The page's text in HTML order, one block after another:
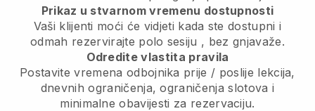
Prikaz u stvarnom vremenu dostupnosti
Vaši klijenti moći će vidjeti kada ste dostupnii
odmah rezervirajte polo sesiju , bez gnjavaže.
Odredite vlastita pravila
Postavite vremena odbojnika prije / poslije lekcija,
dnevnih ograničenja, ograničenja slotova i
minimalne obavijesti za rezervaciju.